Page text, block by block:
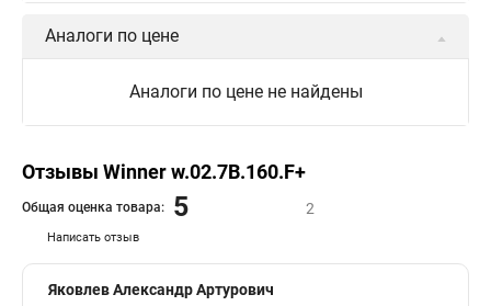
Аналоги по цене
Аналоги по цене не найдены
Отзывы Winner w.02.7B.160.F+
Написать отзыв
Общая оценка товара: 5 2
Яковлев Александр Артурович